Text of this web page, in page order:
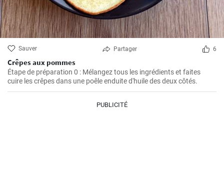
Sauver Partager 6
Crêpes aux pommes
Étape de préparation 0 : Mélangez tous les ingrédients et faites
cuire les crêpes dans une poêle enduite d'huile des deux côtés.
PUBLICITÉ